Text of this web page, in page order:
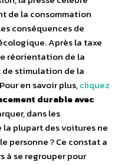
de la consommation
conséquences de
Après la taxe
réorientation de la
de stimulation de la
en savoir plus,cliquez
durable avec
dans les
plupart des voitures ne
personne ? Ce constat a
à se regrouper pour